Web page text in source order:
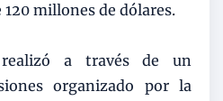
millones de dólares.
a través de un
organizado por la